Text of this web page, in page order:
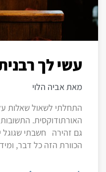
עשי לך
מאת אביה הלוי
התחלתי לשאול שאלות
האורתודוקסית.
גם זהירה חשבתי שגוגל
הכוורת הזה כל דבר,